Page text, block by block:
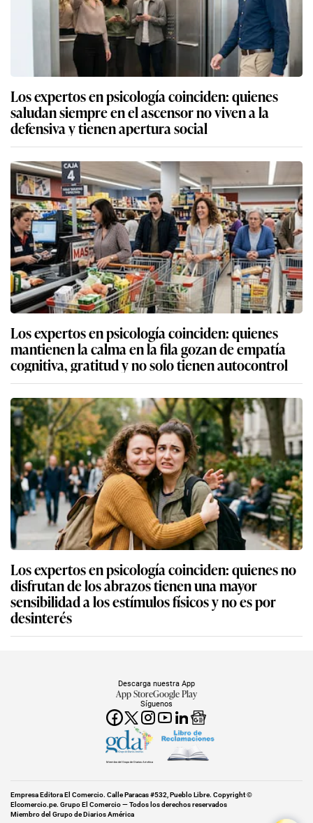
Los expertos en psicología coinciden: quienes
saludan siempre en el ascensor no viven a la
defensiva y tienen apertura social
Los expertos en psicología coinciden: quienes
mantienen la calma en la fila gozan de empatía
cognitiva, gratitud y no solo tienen autocontrol
Los expertos en psicología coinciden: quienes no
disfrutan de los abrazos tienen una mayor
sensibilidad a los estímulos físicos y no es por
desinterés
Síguenos
Descarga nuestra App
App StoreGoogle Play
Miembro del Grupo de Diarios América
Empresa Editora El Comercio. Calle Paracas #532, Pueblo Libre. Copyright ©
Elcomercio.pe. Grupo El Comercio — Todos los derechos reservados
Miembro del Grupo de Diarios América